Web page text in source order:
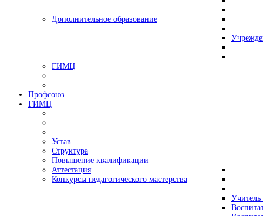
Дополнительное образование
ГИМЦ
Профсоюз
ГИМЦ
Устав
Структура
Повышение квалификации
Аттестация
Конкурсы педагогического мастерства
Учитель